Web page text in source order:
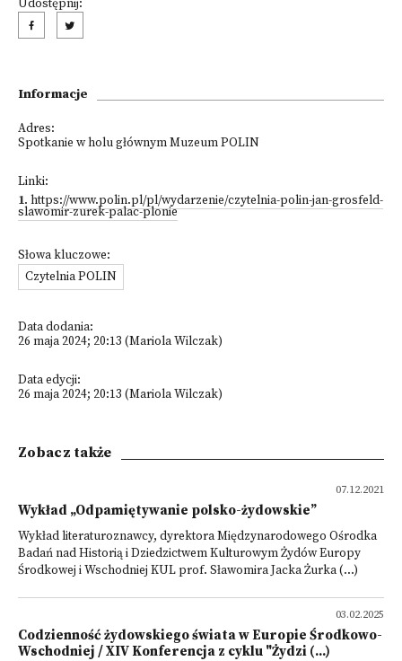
Udostępnij:
Informacje
Adres:
Spotkanie w holu głównym Muzeum POLIN
Linki:
1. https://www.polin.pl/pl/wydarzenie/czytelnia-polin-jan-grosfeld-
slawomir-zurek-palac-plonie
Słowa kluczowe:
Czytelnia POLIN
Data dodania:
26 maja 2024; 20:13 (Mariola Wilczak)
Data edycji:
26 maja 2024; 20:13 (Mariola Wilczak)
Zobacz także
07.12.2021
Wykład „Odpamiętywanie polsko-żydowskie”
Wykład literaturoznawcy, dyrektora Międzynarodowego Ośrodka
Badań nad Historią i Dziedzictwem Kulturowym Żydów Europy
Środkowej i Wschodniej KUL prof. Sławomira Jacka Żurka (...)
03.02.2025
Codzienność żydowskiego świata w Europie Środkowo-
Wschodniej / XIV Konferencja z cyklu "Żydzi (...)